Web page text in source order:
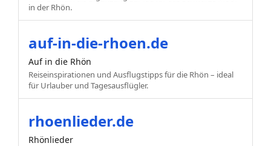
in der Rhön.
auf-in-die-rhoen.de
Auf in die Rhön
Reiseinspirationen und Ausflugstipps für die Rhön – ideal
für Urlauber und Tagesausflügler.
rhoenlieder.de
Rhönlieder